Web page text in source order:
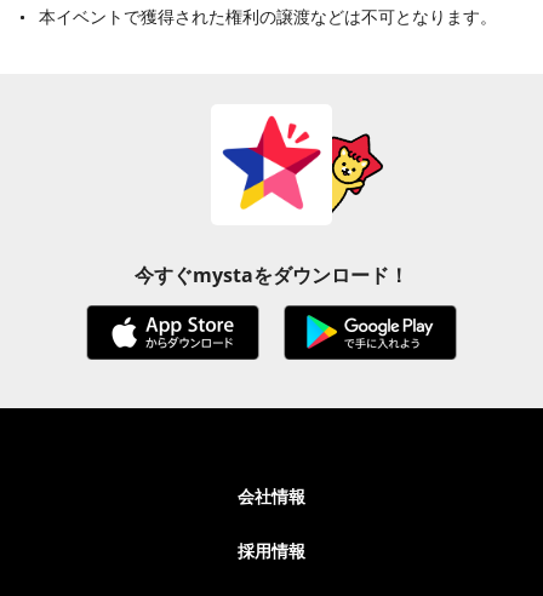
本イベントで獲得された権利の譲渡などは不可となります。
今すぐmystaをダウンロード！
会社情報
採用情報